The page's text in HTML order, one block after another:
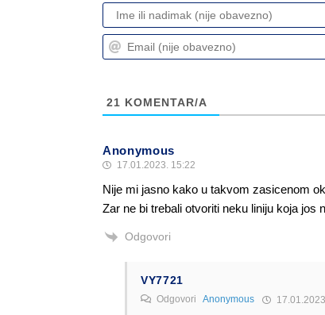
21 KOMENTAR/A
Anonymous
17.01.2023. 15:22
Nije mi jasno kako u takvom zasicenom
Zar ne bi trebali otvoriti neku liniju koja jos
Odgovori
VY7721
Odgovori Anonymous